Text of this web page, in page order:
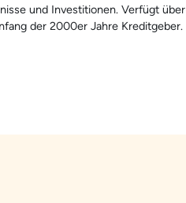
und Investitionen. Verfügt über
der 2000er Jahre Kreditgeber.